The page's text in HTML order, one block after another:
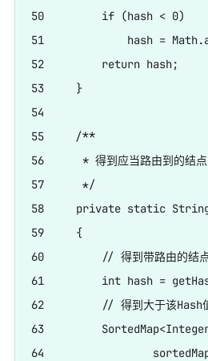
50         if (hash < 0)
51             hash =
52         return hash;
53     }
54
55     /**
56      * 得到应当路由到的结点
57      */
58     private static String
59     {
60         // 得到带路由的结点
61         int hash =
62         // 得到大于该Hash值
63
64